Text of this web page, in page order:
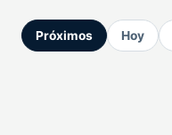
Próximos Hoy